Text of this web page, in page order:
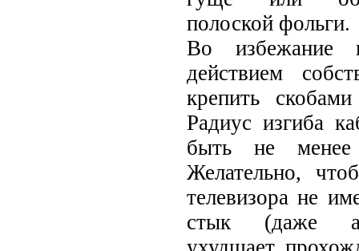
полоской фольги.
Во избежание
действием
крепить
Радиус изгиба
быть не менее
Желательно,
телевизора не
стык (даже